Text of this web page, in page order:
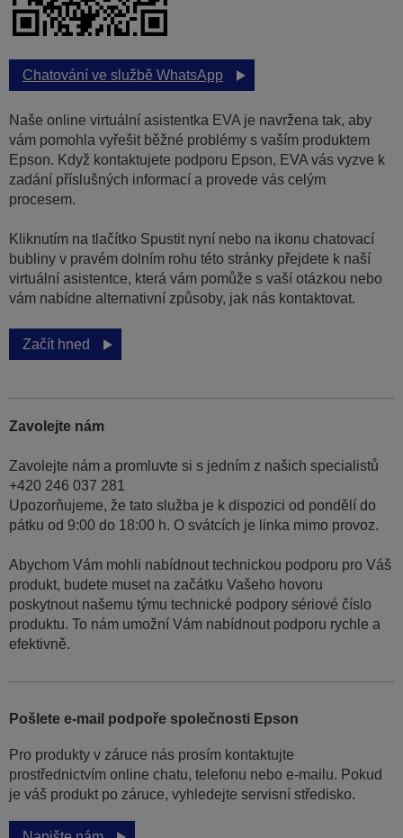
Chatování ve službě WhatsApp
Naše online virtuální asistentka EVA je navržena tak, aby
vám pomohla vyřešit běžné problémy s vaším produktem
Epson. Když kontaktujete podporu Epson, EVA vás vyzve k
zadání příslušných informací a provede vás celým
procesem.
Kliknutím na tlačítko Spustit nyní nebo na ikonu chatovací
bubliny v pravém dolním rohu této stránky přejdete k naší
virtuální asistentce, která vám pomůže s vaší otázkou nebo
vám nabídne alternativní způsoby, jak nás kontaktovat.
Začít hned
Zavolejte nám
Zavolejte nám a promluvte si s jedním z našich specialistů
+420 246 037 281
Upozorňujeme, že tato služba je k dispozici od pondělí do
pátku od 9:00 do 18:00 h. O svátcích je linka mimo provoz.
Abychom Vám mohli nabídnout technickou podporu pro Váš
produkt, budete muset na začátku Vašeho hovoru
poskytnout našemu týmu technické podpory sériové číslo
produktu. To nám umožní Vám nabídnout podporu rychle a
efektivně.
Pošlete e-mail podpoře společnosti Epson
Pro produkty v záruce nás prosím kontaktujte
prostřednictvím online chatu, telefonu nebo e-mailu. Pokud
je váš produkt po záruce, vyhledejte servisní středisko.